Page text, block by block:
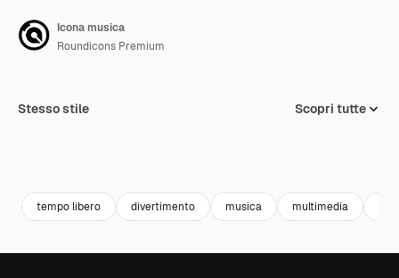
Icona musica
Roundicons Premium
Stesso stile Scopri tutte
tempo libero divertimento musica multimedia